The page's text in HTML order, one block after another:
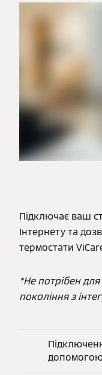
Підключає ваш
Інтернету та
термостати
*Не потрібен
покоління з